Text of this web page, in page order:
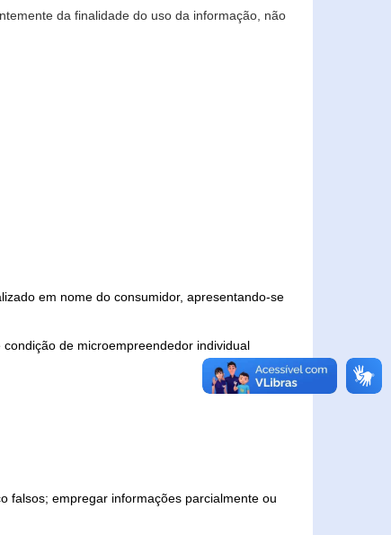
da finalidade do uso da informação, não
em nome do consumidor, apresentando-se
de microempreendedor individual
falsos; empregar informações parcialmente ou